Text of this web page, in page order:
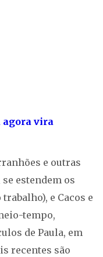
agora vira
e outras
se estendem os
e Cacos e
tempo,
de Paula, em
recentes são